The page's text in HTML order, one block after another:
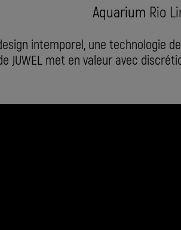
Aquarium Rio
intemporel, une technologie
JUWEL met en valeur avec